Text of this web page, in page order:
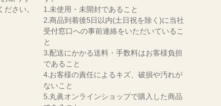
さい。
1.未使用・未開封であること
2.商品到着後5日以内(土日祝を除く)に当社
受付窓口への事前連絡をいただいているこ
と
3.配送にかかる送料・手数料はお客様負担
であること
4.お客様の責任によるキズ、破損や汚れが
ないこと
5.丸眞オンラインショップで購入した商品